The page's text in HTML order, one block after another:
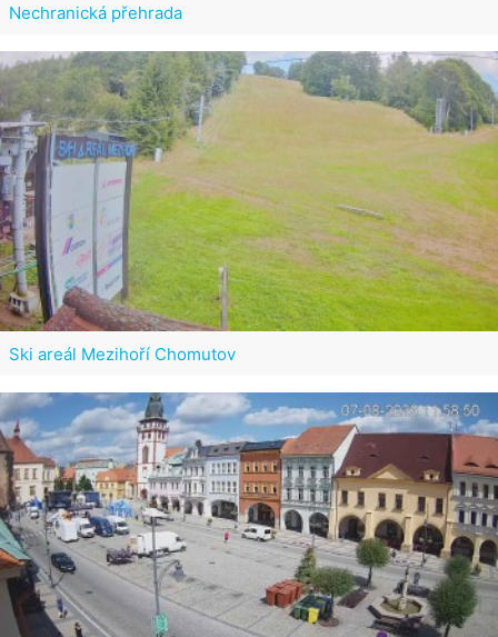
Nechranická přehrada
Ski areál Mezihoří Chomutov